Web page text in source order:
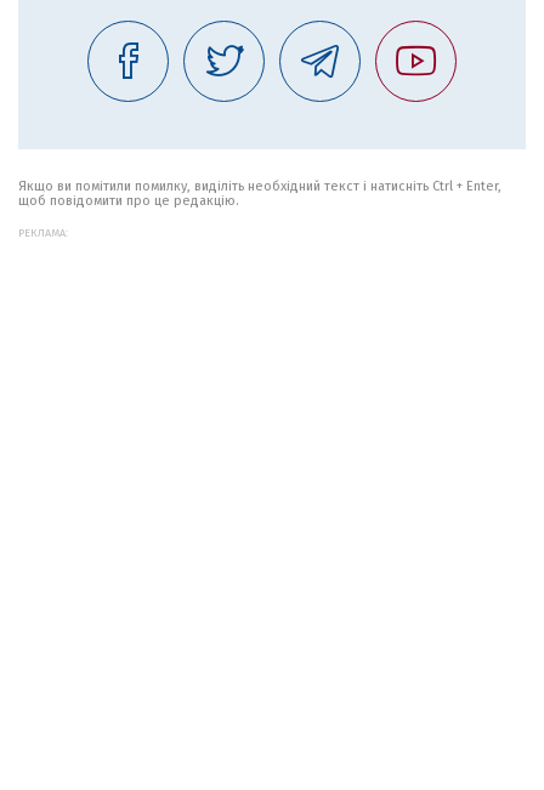
Якщо ви помітили помилку, виділіть необхідний текст і натисніть Ctrl + Enter,
щоб повідомити про це редакцію.
РЕКЛАМА: